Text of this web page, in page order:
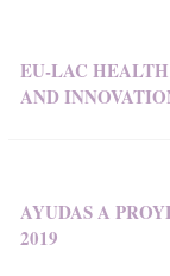
EU-LAC
AND
AYUDAS A
2019